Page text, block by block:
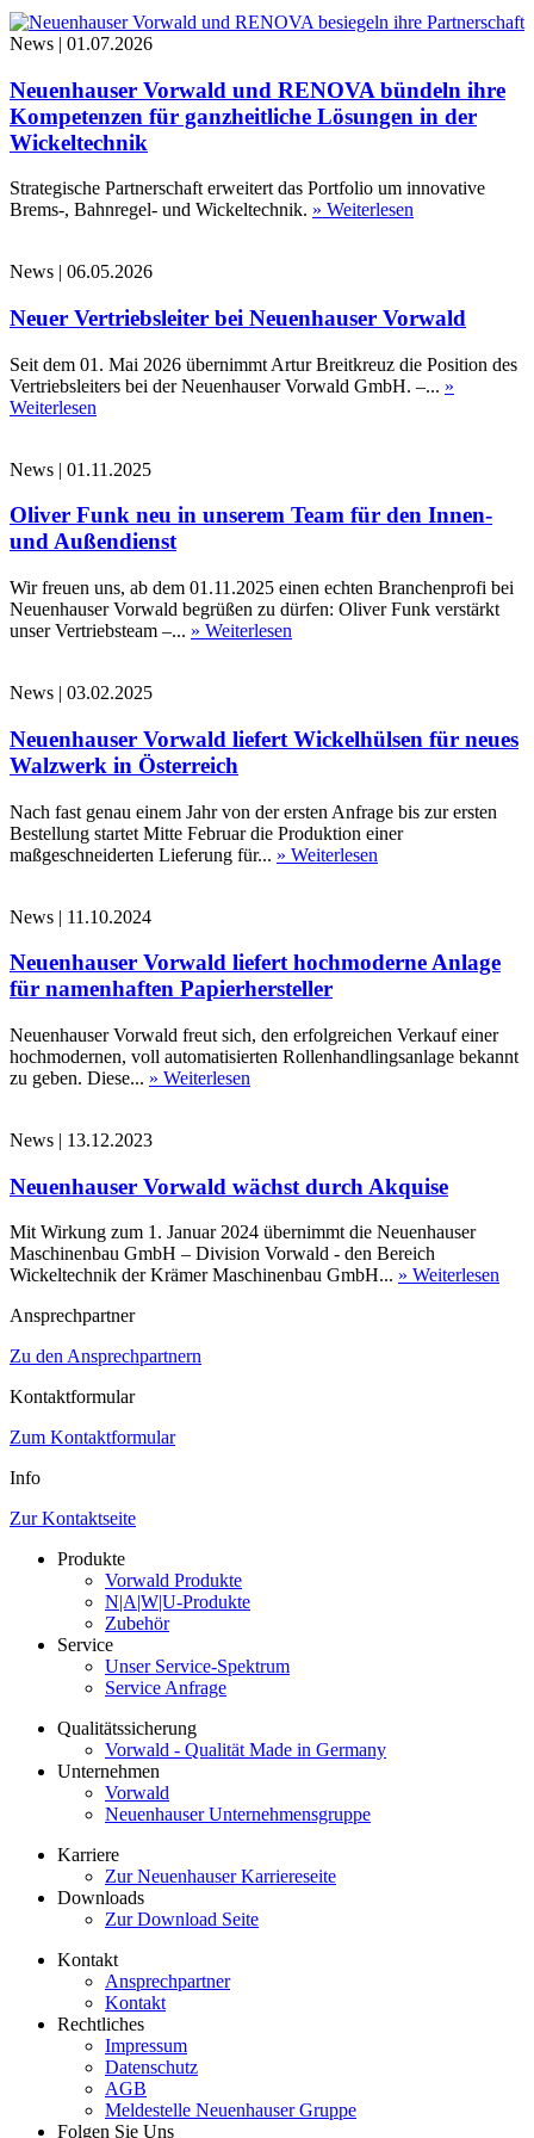
News | 01.07.2026
Neuenhauser Vorwald und RENOVA bündeln ihre
Kompetenzen für ganzheitliche Lösungen in der
Wickeltechnik
Strategische Partnerschaft erweitert das Portfolio um innovative
Brems-, Bahnregel- und Wickeltechnik. » Weiterlesen
News | 06.05.2026
Neuer Vertriebsleiter bei Neuenhauser Vorwald
Seit dem 01. Mai 2026 übernimmt Artur Breitkreuz die Position des
Vertriebsleiters bei der Neuenhauser Vorwald GmbH. –... »
Weiterlesen
News | 01.11.2025
Oliver Funk neu in unserem Team für den Innen-
und Außendienst
Wir freuen uns, ab dem 01.11.2025 einen echten Branchenprofi bei
Neuenhauser Vorwald begrüßen zu dürfen: Oliver Funk verstärkt
unser Vertriebsteam –... » Weiterlesen
News | 03.02.2025
Neuenhauser Vorwald liefert Wickelhülsen für neues
Walzwerk in Österreich
Nach fast genau einem Jahr von der ersten Anfrage bis zur ersten
Bestellung startet Mitte Februar die Produktion einer
maßgeschneiderten Lieferung für... » Weiterlesen
News | 11.10.2024
Neuenhauser Vorwald liefert hochmoderne Anlage
für namenhaften Papierhersteller
Neuenhauser Vorwald freut sich, den erfolgreichen Verkauf einer
hochmodernen, voll automatisierten Rollenhandlingsanlage bekannt
zu geben. Diese... » Weiterlesen
News | 13.12.2023
Neuenhauser Vorwald wächst durch Akquise
Mit Wirkung zum 1. Januar 2024 übernimmt die Neuenhauser
Maschinenbau GmbH – Division Vorwald - den Bereich
Wickeltechnik der Krämer Maschinenbau GmbH... » Weiterlesen
Ansprechpartner
Zu den Ansprechpartnern
Kontaktformular
Zum Kontaktformular
Info
Zur Kontaktseite
Produkte
Vorwald Produkte
N|A|W|U-Produkte
Zubehör
Service
Unser Service-Spektrum
Service Anfrage
Qualitätssicherung
Vorwald - Qualität Made in Germany
Unternehmen
Vorwald
Neuenhauser Unternehmensgruppe
Karriere
Zur Neuenhauser Karriereseite
Downloads
Zur Download Seite
Kontakt
Ansprechpartner
Kontakt
Rechtliches
Impressum
Datenschutz
AGB
Meldestelle Neuenhauser Gruppe
Folgen Sie Uns